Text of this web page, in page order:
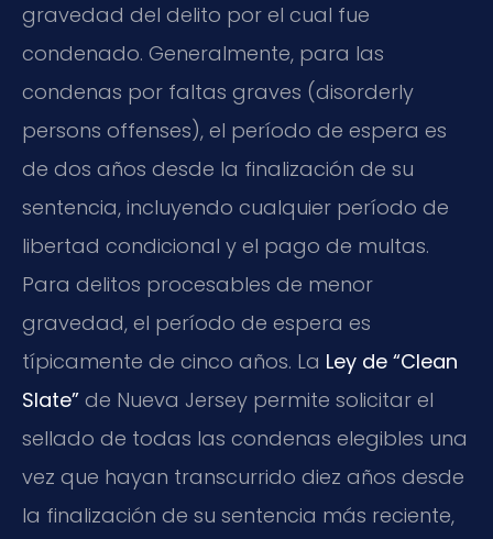
gravedad del delito por el cual fue
condenado. Generalmente, para las
condenas por faltas graves (disorderly
persons offenses), el período de espera es
de dos años desde la finalización de su
sentencia, incluyendo cualquier período de
libertad condicional y el pago de multas.
Para delitos procesables de menor
gravedad, el período de espera es
típicamente de cinco años. La Ley de “Clean
Slate” de Nueva Jersey permite solicitar el
sellado de todas las condenas elegibles una
vez que hayan transcurrido diez años desde
la finalización de su sentencia más reciente,